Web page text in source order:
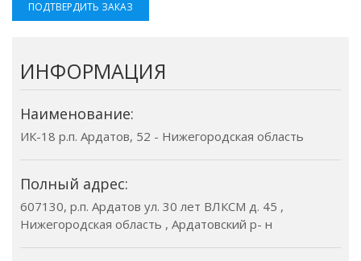
ПОДТВЕРДИТЬ ЗАКАЗ
ИНФОРМАЦИЯ
Наименование:
ИК-18 р.п. Ардатов, 52 - Нижегородская область
Полный адрес:
607130, р.п. Ардатов ул. 30 лет ВЛКСМ д. 45 ,
Нижегородская область , Ардатовский р- н